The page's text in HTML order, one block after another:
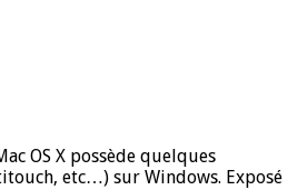
OS X possède quelques
etc…) sur Windows. Exposé